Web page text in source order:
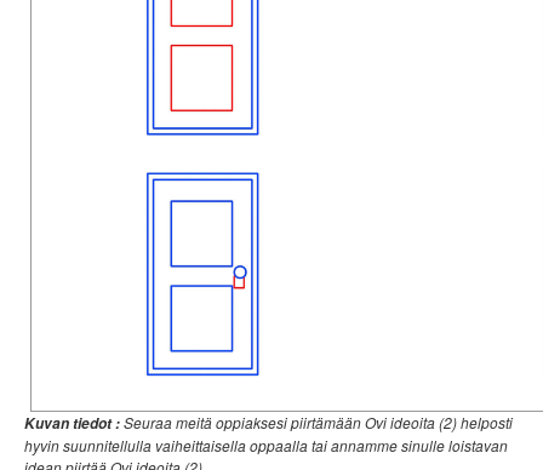
Kuvan tiedot :Seuraa meitä oppiaksesi piirtämään Ovi ideoita (2) helposti
hyvin suunnitellulla vaiheittaisella oppaalla tai annamme sinulle loistavan